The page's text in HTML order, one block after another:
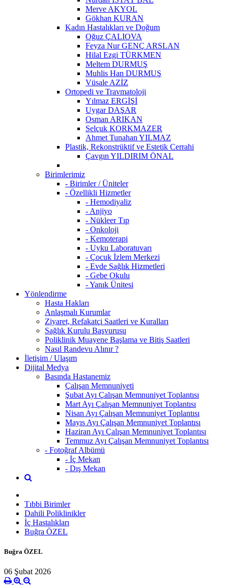
Merve AKYOL
Gökhan KURAN
Kadın Hastalıkları ve Doğum
Oğuz ÇALIOVA
Feyza Nur GENÇ ARSLAN
Hilal Ezgi TÜRKMEN
Meltem DURMUŞ
Muhlis Han DURMUŞ
Vüsale AZİZ
Ortopedi ve Travmatoloji
Yılmaz ERGİŞİ
Uygar DAŞAR
Osman ARIKAN
Selçuk KORKMAZER
Ahmet Tunahan YILMAZ
Plastik, Rekonstrüktif ve Estetik Cerrahi
Çavgın YILDIRIM ÖNAL
Birimlerimiz
- Birimler / Üniteler
- Özellikli Hizmetler
- Hemodiyaliz
- Anjiyo
- Nükleer Tıp
- Onkoloji
- Kemoterapi
- Uyku Laboratuvarı
- Çocuk İzlem Merkezi
- Evde Sağlık Hizmetleri
- Gebe Okulu
- Yanık Ünitesi
Yönlendirme
Hasta Hakları
Anlaşmalı Kurumlar
Ziyaret, Refakatçi Saatleri ve Kuralları
Sağlık Kurulu Başvurusu
Poliklinik Muayene Başlama ve Bitiş Saatleri
Nasıl Randevu Alınır ?
İletişim / Ulaşım
Dijital Medya
Basında Hastanemiz
Çalışan Memnuniyeti
Şubat Ayı Çalışan Memnuniyet Toplantısı
Mart Ayı Çalışan Memnuniyet Toplantısı
Nisan Ayı Çalışan Memnuniyet Toplantısı
Mayıs Ayı Çalışan Memnuniyet Toplantısı
Haziran Ayı Çalışan Memnuniyet Toplantısı
Temmuz Ayı Çalışan Memnuniyet Toplantısı
- Fotoğraf Albümü
- İç Mekan
- Dış Mekan
Tıbbi Birimler
Dahili Poliklinikler
İç Hastalıkları
Buğra ÖZEL
Buğra ÖZEL
06 Şubat 2026